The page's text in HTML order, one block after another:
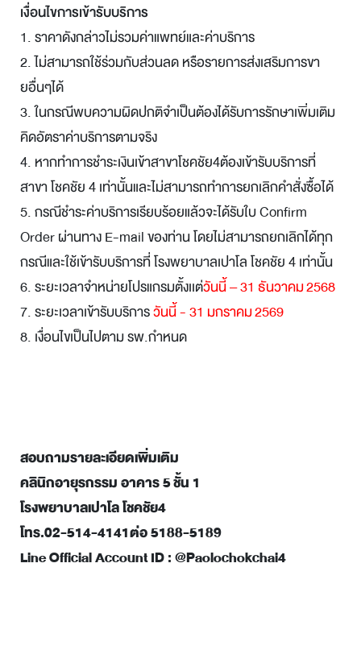
เงื่อนไขการเข้ารับบริการ
1. ราคาดังกล่าวไม่รวมค่าแพทย์และค่าบริการ
2. ไม่สามารถใช้ร่วมกับส่วนลด หรือรายการส่งเสริมการขา
ยอื่นๆได้
3. ในกรณีพบความผิดปกติจำเป็นต้องได้รับการรักษาเพิ่มเติม
คิดอัตราค่าบริการตามจริง
4. หากทำการชำระเงินเข้าสาขาโชคชัย4ต้องเข้ารับบริการที่
สาขา โชคชัย 4 เท่านั้นและไม่สามารถทำการยกเลิกคำสั่งซื้อได้
5. กรณีชำระค่าบริการเรียบร้อยแล้วจะได้รับใบ Confirm
Order ผ่านทาง E-mail ของท่าน โดยไม่สามารถยกเลิกได้ทุก
กรณีและใช้เข้ารับบริการที่ โรงพยาบาลเปาโล โชคชัย 4 เท่านั้น
6. ระยะเวลาจำหน่ายโปรแกรมตั้งเเต่วันนี้ – 31 ธันวาคม 2568
7. ระยะเวลาเข้ารับบริการวันนี้ - 31 มกราคม 2569
8. เงื่อนไขเป็นไปตาม รพ.กำหนด
สอบถามรายละเอียดเพิ่มเติม
คลินิกอายุรกรรม อาคาร 5 ชั้น 1
โรงพยาบาลเปาโล โชคชัย4
โทร.02-514-4141ต่อ 5188-5189
Line Official Account ID : @Paolochokchai4